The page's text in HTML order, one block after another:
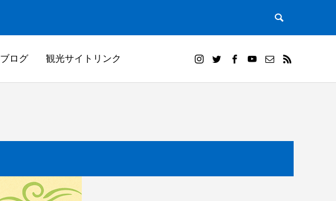
ブログ 観光サイトリンク